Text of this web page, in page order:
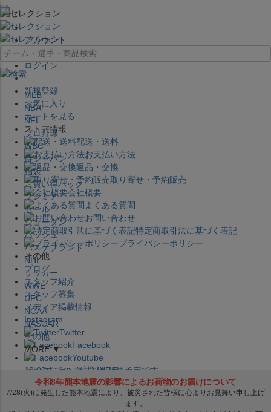
×
アカウント
ログイン
新規登録
お気に入り
カートを見る
ストア情報
配送・送料
お支払い方法
返品・交換
取り寄せ・予約販売
会社概要
よくある質問
お問い合わせ
特定商取引法に基づく表記
プライバシーポリシー
その他
ブログ
スタッフ紹介
スタッフ募集
メディア掲載情報
Instagram
Twitter
Facebook
Youtube
セレクション公式LINE@
MLB
NBA
NFL
プロ野球
WBC
侍ジャパン
福袋
お買い得パック
プレミア
セール
ジョーダン
バッシュ
バスケブランド
NHL
サッカー
WWE
UFC
NCAA
NASCAR
その他
MORE ▼
12:00までのご注文は発送予定です。
在庫品は 1-3営業日内で発送!! ※お取寄せ商品は対象外